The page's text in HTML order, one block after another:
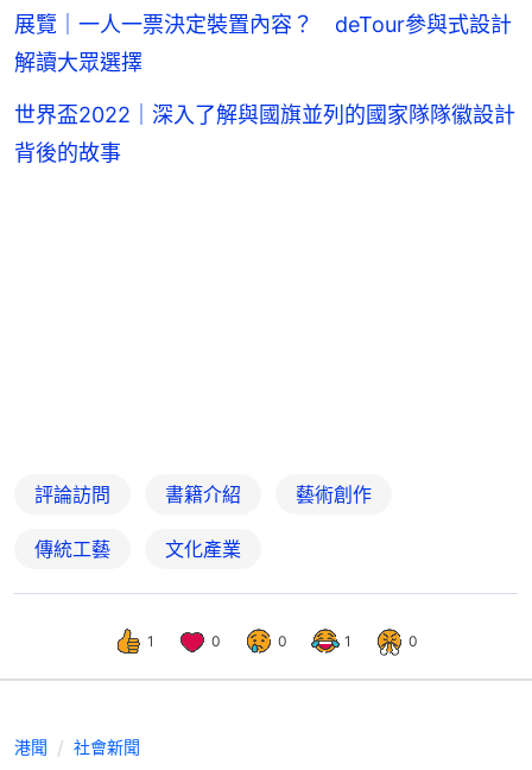
展覽｜一人一票決定裝置內容？ deTour參與式設計
解讀大眾選擇
世界盃2022｜深入了解與國旗並列的國家隊隊徽設計
背後的故事
評論訪問 書籍介紹 藝術創作
傳統工藝 文化產業
1 0 0 1 0
港聞 社會新聞